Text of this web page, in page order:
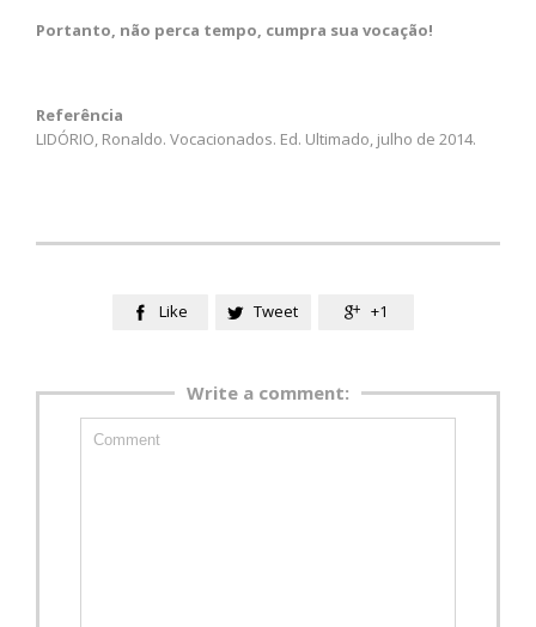
Portanto, não perca tempo, cumpra sua vocação!
Referência
LIDÓRIO, Ronaldo. Vocacionados. Ed. Ultimado, julho de 2014.
 Like  Tweet  +1
Write a comment: